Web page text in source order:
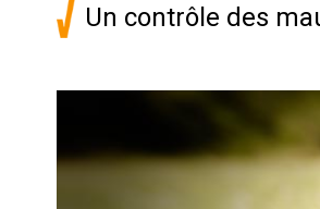
Un contrôle des